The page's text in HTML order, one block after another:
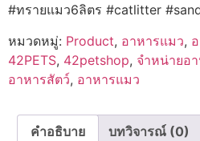
#ทรายแมว6ลิตร #catlitter
หมวดหมู่: Product, อาหารแมว,
42PETS, 42petshop, จำหน่ายอ
อาหารสัตว์, อาหารแมว
คำอธิบาย บทวิจารณ์ (0)